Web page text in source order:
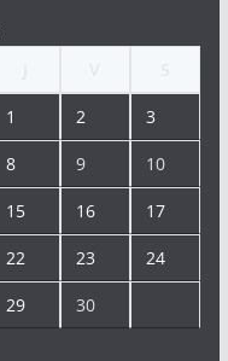
1 2 3
8 9 10
15 16 17
22 23 24
29 30